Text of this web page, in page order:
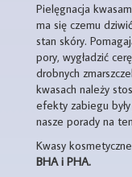
Pielęgnacja
ma się czemu
stan skóry.
pory, wygładzić
drobnych
kwasach należy
efekty zabiegu
nasze porady na
Kwasy
BHA i PHA.